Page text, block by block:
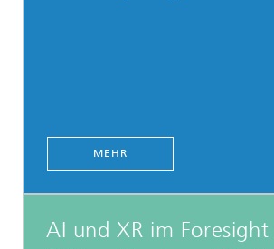
MEHR
AI und XR im Foresight